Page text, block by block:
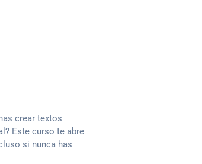
crear textos
Este curso te abre
si nunca has